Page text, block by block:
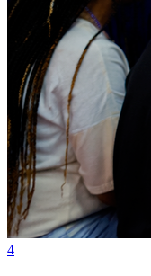
Cruzeiro
4